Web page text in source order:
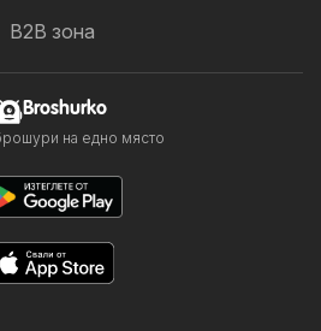
B2B зона
Broshurko
на едно място